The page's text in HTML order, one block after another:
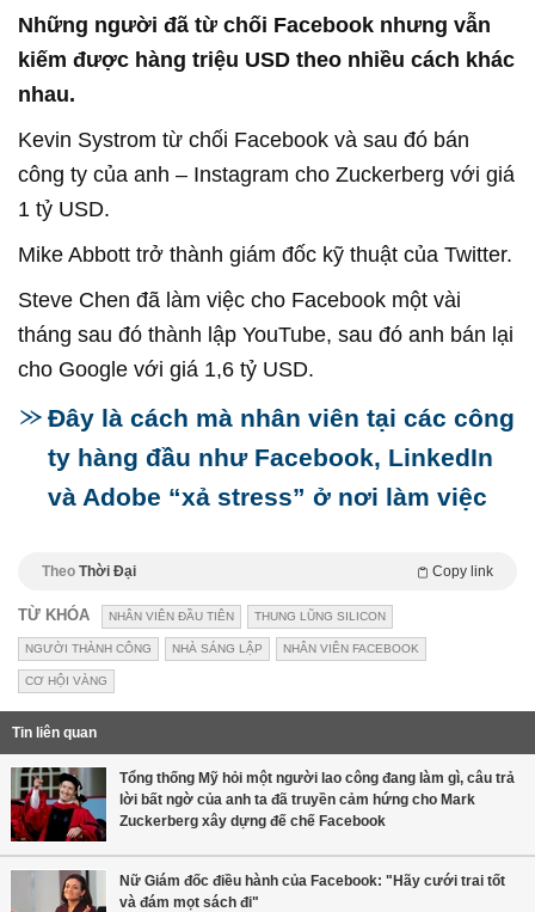
Những người đã từ chối Facebook nhưng vẫn
kiếm được hàng triệu USD theo nhiều cách khác
nhau.
Kevin Systrom từ chối Facebook và sau đó bán
công ty của anh – Instagram cho Zuckerberg với giá
1 tỷ USD.
Mike Abbott trở thành giám đốc kỹ thuật của Twitter.
Steve Chen đã làm việc cho Facebook một vài
tháng sau đó thành lập YouTube, sau đó anh bán lại
cho Google với giá 1,6 tỷ USD.
Đây là cách mà nhân viên tại các công
ty hàng đầu như Facebook, LinkedIn
và Adobe “xả stress” ở nơi làm việc
Theo Thời Đại Copy link
TỪ KHÓA NHÂN VIÊN ĐẦU TIÊN THUNG LŨNG SILICON
NGƯỜI THÀNH CÔNG NHÀ SÁNG LẬP NHÂN VIÊN FACEBOOK
CƠ HỘI VÀNG
Tin liên quan
Tổng thống Mỹ hỏi một người lao công đang làm gì, câu trả
lời bất ngờ của anh ta đã truyền cảm hứng cho Mark
Zuckerberg xây dựng đế chế Facebook
Nữ Giám đốc điều hành của Facebook: "Hãy cưới trai tốt
và đám mọt sách đi"